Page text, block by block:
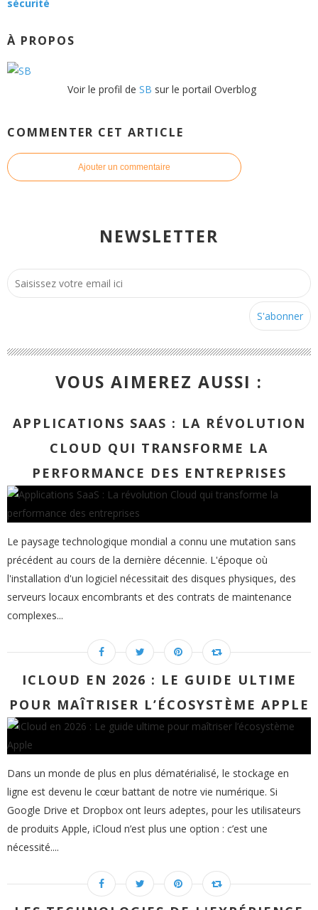
sécurité
À PROPOS
Voir le profil de SB sur le portail Overblog
COMMENTER CET ARTICLE
Ajouter un commentaire
NEWSLETTER
VOUS AIMEREZ AUSSI :
APPLICATIONS SAAS : LA RÉVOLUTION
CLOUD QUI TRANSFORME LA
PERFORMANCE DES ENTREPRISES
Le paysage technologique mondial a connu une mutation sans
précédent au cours de la dernière décennie. L'époque où
l'installation d'un logiciel nécessitait des disques physiques, des
serveurs locaux encombrants et des contrats de maintenance
complexes...
ICLOUD EN 2026 : LE GUIDE ULTIME
POUR MAÎTRISER L’ÉCOSYSTÈME APPLE
Dans un monde de plus en plus dématérialisé, le stockage en
ligne est devenu le cœur battant de notre vie numérique. Si
Google Drive et Dropbox ont leurs adeptes, pour les utilisateurs
de produits Apple, iCloud n’est plus une option : c’est une
nécessité....